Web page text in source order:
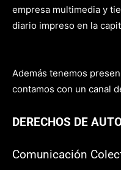
empresa multimedia y
diario impreso en la
Además tenemos
contamos con un canal
DERECHOS DE
Comunicación